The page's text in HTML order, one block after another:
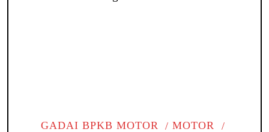
GADAI BPKB MOTOR
MOTOR